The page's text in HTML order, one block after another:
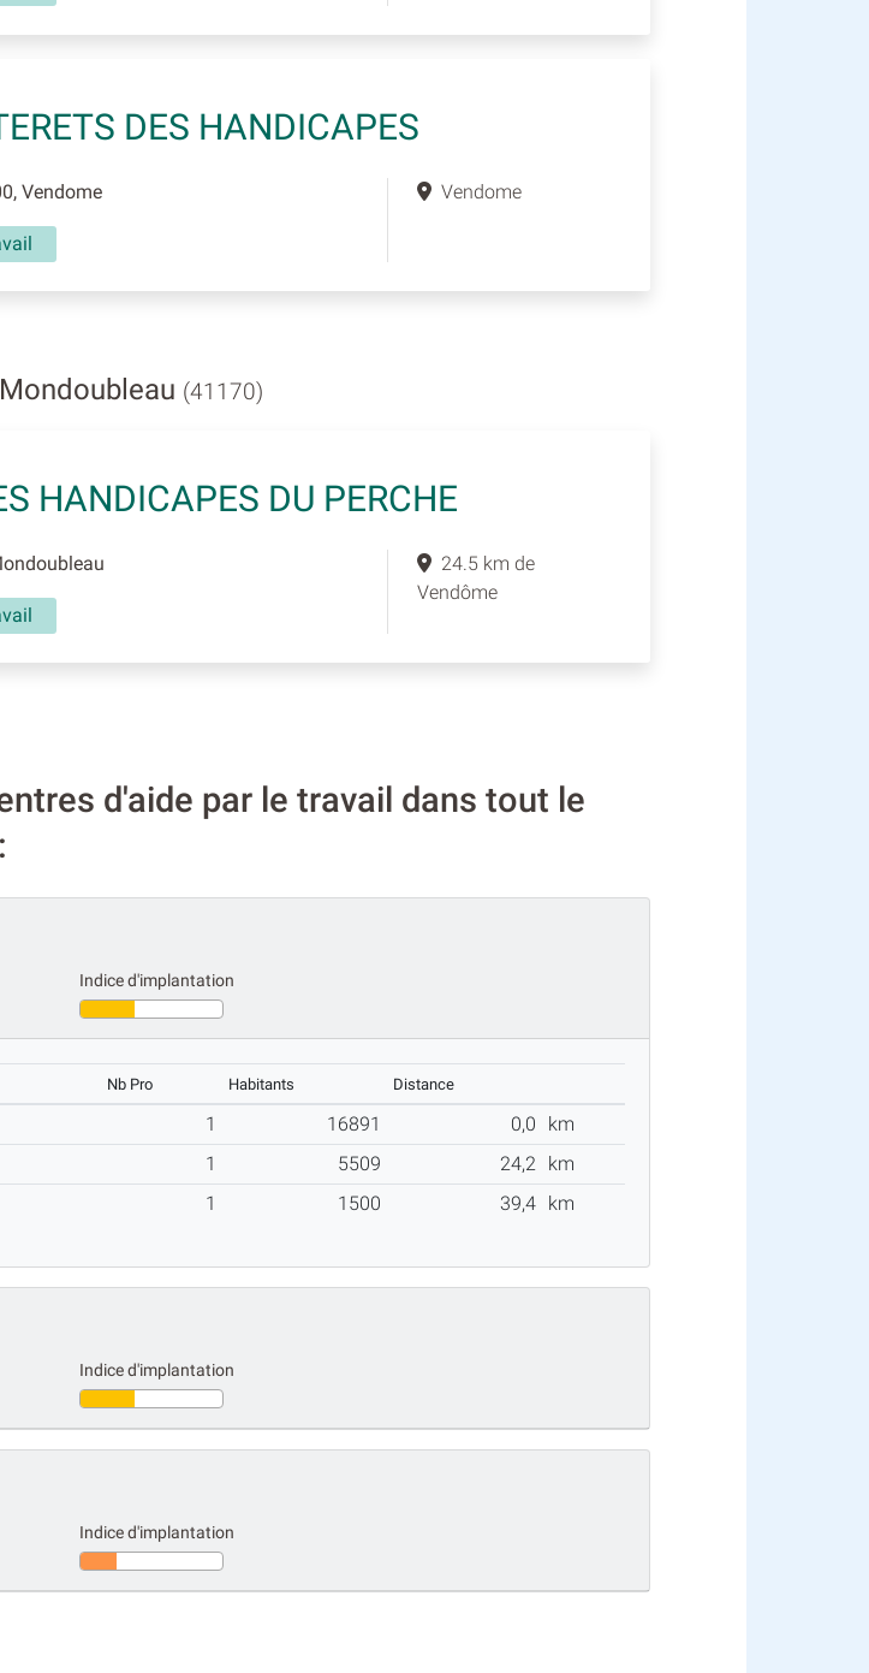
DES HANDICAPES
Vendome Vendome
(41170)
HANDICAPES DU PERCHE
24.5 km de
Vendôme
d'aide par le travail dans tout le
Indice d'implantation
Nb Pro Habitants Distance
1 16891 0,0
km
1 5509 24,2
km
1 1500 39,4 km
Indice d'implantation
Indice d'implantation